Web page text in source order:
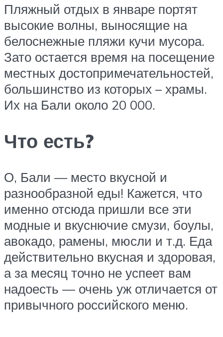
Пляжный отдых в январе портят
высокие волны, выносящие на
белоснежные пляжи кучи мусора.
Зато остается время на посещение
местных достопримечательностей,
большинство из которых – храмы.
Их на Бали около 20 000.
Что есть?
О, Бали — место вкусной и
разнообразной еды! Кажется, что
именно отсюда пришли все эти
модные и вкуснючие смузи, боулы,
авокадо, рамены, мюсли и т.д. Еда
действительно вкусная и здоровая,
а за месяц точно не успеет вам
надоесть — очень уж отличается от
привычного российского меню.